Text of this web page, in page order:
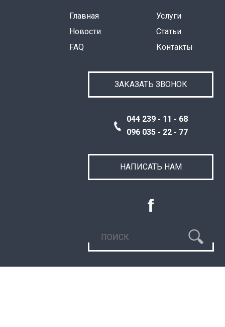
Главная
Услуги
Новости
Статьи
FAQ
Контакты
ЗАКАЗАТЬ ЗВОНОК
044 239 - 11 - 68
096 035 - 22 - 77
НАПИСАТЬ НАМ